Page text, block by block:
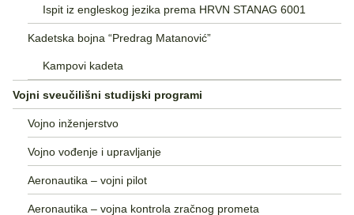
Ispit iz engleskog jezika prema HRVN STANAG 6001
Kadetska bojna “Predrag Matanović”
Kampovi kadeta
Vojni sveučilišni studijski programi
Vojno inženjerstvo
Vojno vođenje i upravljanje
Aeronautika – vojni pilot
Aeronautika – vojna kontrola zračnog prometa